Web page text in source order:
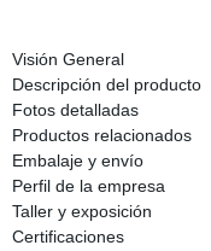
Visión General
Descripción del producto
Fotos detalladas
Productos relacionados
Embalaje y envío
Perfil de la empresa
Taller y exposición
Certificaciones